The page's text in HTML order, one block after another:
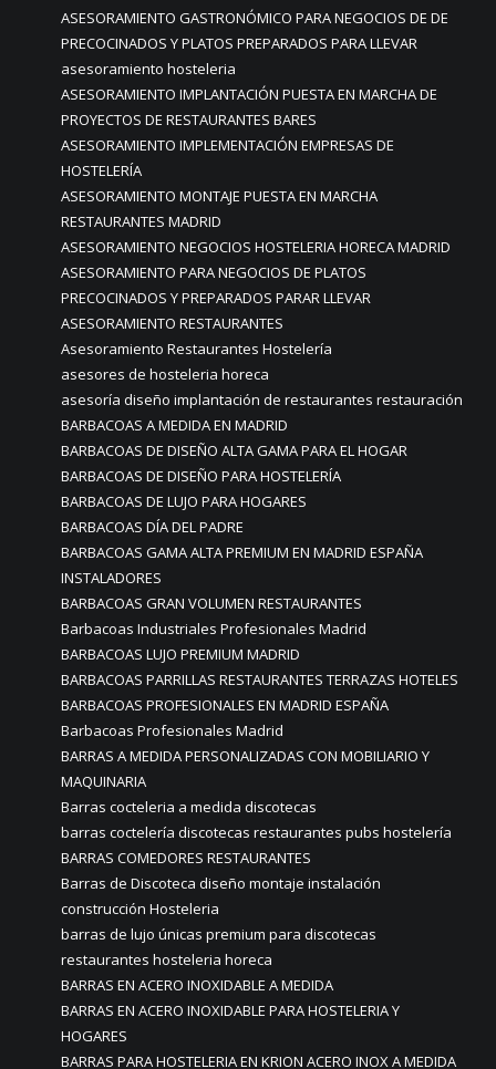
ASESORAMIENTO GASTRONÓMICO PARA NEGOCIOS DE DE
PRECOCINADOS Y PLATOS PREPARADOS PARA LLEVAR
asesoramiento hosteleria
ASESORAMIENTO IMPLANTACIÓN PUESTA EN MARCHA DE
PROYECTOS DE RESTAURANTES BARES
ASESORAMIENTO IMPLEMENTACIÓN EMPRESAS DE
HOSTELERÍA
ASESORAMIENTO MONTAJE PUESTA EN MARCHA
RESTAURANTES MADRID
ASESORAMIENTO NEGOCIOS HOSTELERIA HORECA MADRID
ASESORAMIENTO PARA NEGOCIOS DE PLATOS
PRECOCINADOS Y PREPARADOS PARAR LLEVAR
ASESORAMIENTO RESTAURANTES
Asesoramiento Restaurantes Hostelería
asesores de hosteleria horeca
asesoría diseño implantación de restaurantes restauración
BARBACOAS A MEDIDA EN MADRID
BARBACOAS DE DISEÑO ALTA GAMA PARA EL HOGAR
BARBACOAS DE DISEÑO PARA HOSTELERÍA
BARBACOAS DE LUJO PARA HOGARES
BARBACOAS DÍA DEL PADRE
BARBACOAS GAMA ALTA PREMIUM EN MADRID ESPAÑA
INSTALADORES
BARBACOAS GRAN VOLUMEN RESTAURANTES
Barbacoas Industriales Profesionales Madrid
BARBACOAS LUJO PREMIUM MADRID
BARBACOAS PARRILLAS RESTAURANTES TERRAZAS HOTELES
BARBACOAS PROFESIONALES EN MADRID ESPAÑA
Barbacoas Profesionales Madrid
BARRAS A MEDIDA PERSONALIZADAS CON MOBILIARIO Y
MAQUINARIA
Barras cocteleria a medida discotecas
barras coctelería discotecas restaurantes pubs hostelería
BARRAS COMEDORES RESTAURANTES
Barras de Discoteca diseño montaje instalación
construcción Hosteleria
barras de lujo únicas premium para discotecas
restaurantes hosteleria horeca
BARRAS EN ACERO INOXIDABLE A MEDIDA
BARRAS EN ACERO INOXIDABLE PARA HOSTELERIA Y
HOGARES
BARRAS PARA HOSTELERIA EN KRION ACERO INOX A MEDIDA